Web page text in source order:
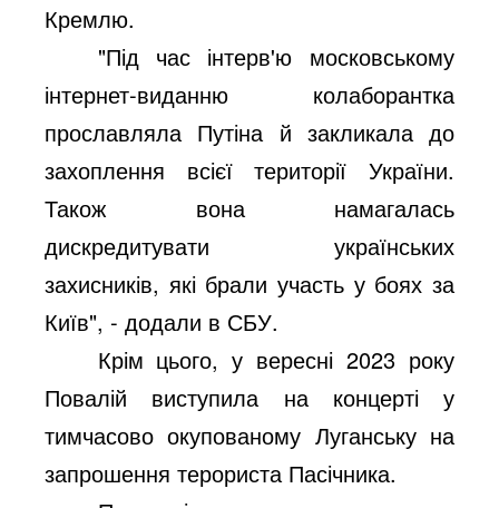
Кремлю.
"Під час інтерв'ю московському
інтернет-виданню колаборантка
прославляла Путіна й закликала до
захоплення всієї території України.
Також вона намагалась
дискредитувати українських
захисників, які брали участь у боях за
Київ", - додали в СБУ.
Крім цього, у вересні 2023 року
Повалій виступила на концерті у
тимчасово окупованому Луганську на
запрошення терориста Пасічника.